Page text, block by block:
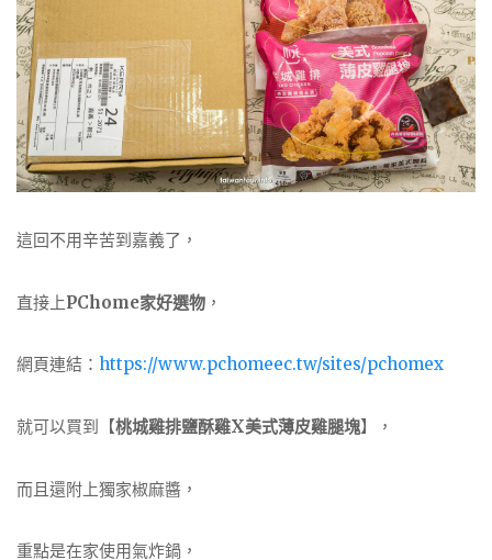
這回不用辛苦到嘉義了，
直接上PChome家好選物 ，
網頁連結： https://www.pchomeec.tw/sites/pchomex
就可以買到【桃城雞排鹽酥雞X美式薄皮雞腿塊】，
而且還附上獨家椒麻醬，
重點是在家使用氣炸鍋，